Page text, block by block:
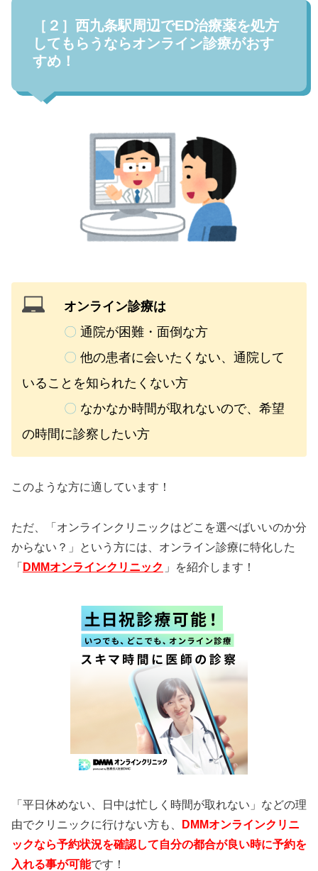
［２］西九条駅周辺でED治療薬を処方
してもらうならオンライン診療がおす
すめ！
オンライン診療は
〇 通院が困難・面倒な方
〇 他の患者に会いたくない、通院して
いることを知られたくない方
〇 なかなか時間が取れないので、希望
の時間に診察したい方
このような方に適しています！
ただ、「オンラインクリニックはどこを選べばいいのか分
からない？」という方には、オンライン診療に特化した
「 DMMオンラインクリニック 」を紹介します！
「平日休めない、日中は忙しく時間が取れない」などの理
由でクリニックに行けない方も、
DMMオンラインクリニ
ックなら予約状況を確認して自分の都合が良い時に予約を
入れる事が可能です！